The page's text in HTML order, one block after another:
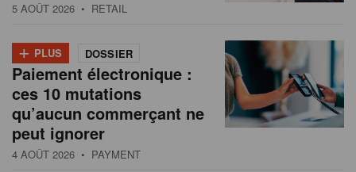
5 AOÛT 2026 • RETAIL
+ PLUS DOSSIER
Paiement électronique :
ces 10 mutations
qu’aucun commerçant ne
peut ignorer
4 AOÛT 2026 • PAYMENT